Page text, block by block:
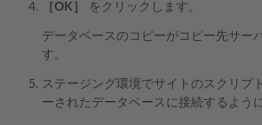
［OK］
をクリックします。
データベースのコピーがコピー先サー
す。
ステージング環境でサイトのスクリプ
ーされたデータベースに接続するよう